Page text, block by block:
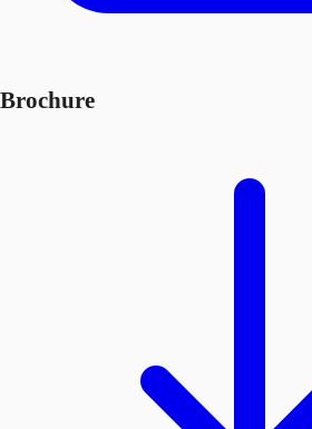
Brochure